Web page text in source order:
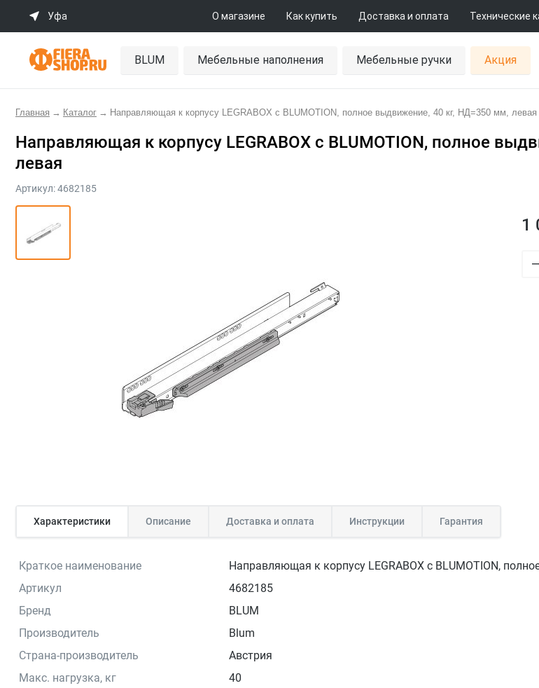
Уфа О магазине Как купить Доставка и оплата Технические
BLUM Мебельные наполнения Мебельные ручки Акция
Главная → Каталог → Направляющая к корпусу LEGRABOX с BLUMOTION, полное выдвижение, 40 кг, НД=350 мм, левая
Направляющая к корпусу LEGRABOX с BLUMOTION, полное
левая
Артикул:4682185
1
–
Характеристики Описание Доставка и оплата Инструкции Гарантия
Краткое наименование
Направляющая к корпусу LEGRABOX с BLUMOTION,
Артикул
4682185
Бренд
BLUM
Производитель
Blum
Страна-производитель
Австрия
Макс. нагрузка, кг
40